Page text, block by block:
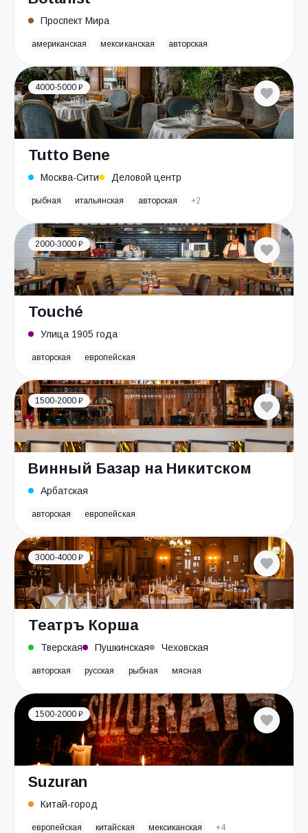
Проспект Мира
американская мексиканская авторская
4000-5000 ₽
Tutto Bene
Москва-Сити Деловой центр
рыбная итальянская авторская +2
2000-3000 ₽
Touché
Улица 1905 года
авторская европейская
1500-2000 ₽
Винный Базар на Никитском
Арбатская
авторская европейская
3000-4000 ₽
Театръ Корша
Тверская Пушкинская Чеховская
авторская русская рыбная мясная
1500-2000 ₽
Suzuran
Китай-город
европейская китайская мексиканская +4